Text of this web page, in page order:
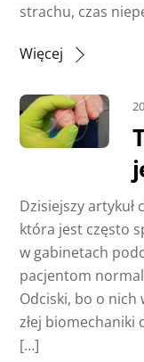
strachu, czas
Więcej
Dzisiejszy artykuł
która jest często
w gabinetach
pacjentom
Odciski, bo o nich
złej biomechaniki
[…]